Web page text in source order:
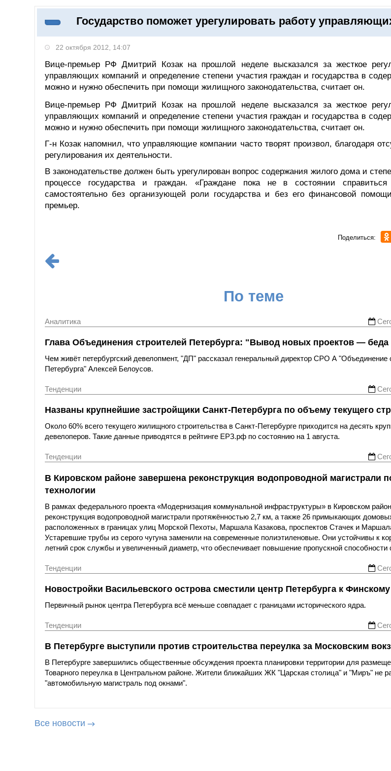
Поиск
Государство поможет урегулировать работу
22 октября 2012, 14:07
Вице-премьер РФ Дмитрий Козак на прошлой неделе высказался за жесткое
управляющих компаний и определение степени участия граждан и государства в
можно и нужно обеспечить при помощи жилищного законодательства, считает он.
Вице-премьер РФ Дмитрий Козак на прошлой неделе высказался за жесткое
управляющих компаний и определение степени участия граждан и государства в
можно и нужно обеспечить при помощи жилищного законодательства, считает он.
Г-н Козак напомнил, что управляющие компании часто творят произвол, благодаря
регулирования их деятельности.
В законодательстве должен быть урегулирован вопрос содержания жилого дома и
процессе государства и граждан. «Граждане пока не в состоянии
самостоятельно без организующей роли государства и без его финансовой
премьер.
Поделиться:
По теме
Аналитика
Глава Объединения строителей Петербурга: "Вывод новых проектов — беда
Чем живёт петербургский девелопмент, "ДП" рассказал генеральный директор СРО А "Объединение
Петербурга" Алексей Белоусов.
Тенденции
Названы крупнейшие застройщики Санкт-Петербурга по объему текущего
Около 60% всего текущего жилищного строительства в Санкт-Петербурге приходится на десять
девелоперов. Такие данные приводятся в рейтинге ЕРЗ.рф по состоянию на 1 августа.
Тенденции
В Кировском районе завершена реконструкция водопроводной магистрали
технологии
В рамках федерального проекта «Модернизация коммунальной инфраструктуры» в Кировском
реконструкция водопроводной магистрали протяжённостью 2,7 км, а также 26 примыкающих
расположенных в границах улиц Морской Пехоты, Маршала Казакова, проспектов Стачек и
Устаревшие трубы из серого чугуна заменили на современные полиэтиленовые. Они устойчивы к
летний срок службы и увеличенный диаметр, что обеспечивает повышение пропускной способности
Тенденции
Новостройки Васильевского острова сместили центр Петербурга к
Первичный рынок центра Петербурга всё меньше совпадает с границами исторического ядра.
Тенденции
В Петербурге выступили против строительства переулка за Московским
В Петербурге завершились общественные обсуждения проекта планировки территории для
Товарного переулка в Центральном районе. Жители ближайших ЖК "Царская столица" и "Миръ" не
"автомобильную магистраль под окнами".
Все новости